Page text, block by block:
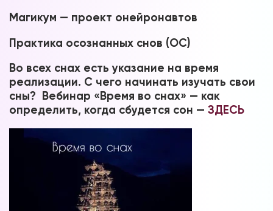
Магикум — проект онейронавтов
Практика осознанных снов (ОС)
Во всех снах есть указание на время
реализации. С чего начинать изучать свои
сны? Вебинар «Время во снах» — как
определить, когда сбудется сон — ЗДЕСЬ